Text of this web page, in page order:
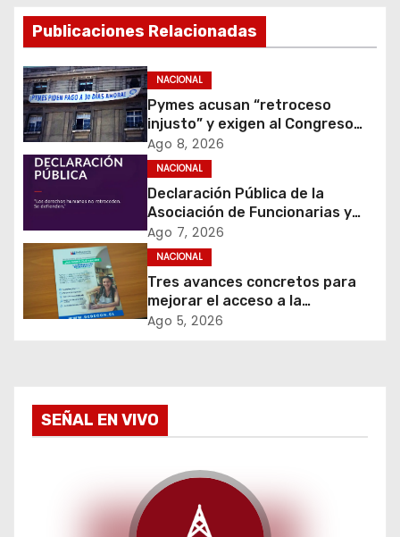
a
c
i
ó
n
d
e
r
a
Publicaciones Relacionadas
NACIONAL
Pymes acusan “retroceso
injusto” y exigen al Congreso
rechazar veto que elimina el
pago oportuno a 30 días
Ago 8, 2026
NACIONAL
Declaración Pública de la
Asociación de Funcionarias y
Funcionarios del Instituto
Nacional de Derechos Humanos
(AFFINDH)
Ago 7, 2026
NACIONAL
Tres avances concretos para
mejorar el acceso a la
información y proteger los
Ago 5, 2026
SEÑAL EN VIVO